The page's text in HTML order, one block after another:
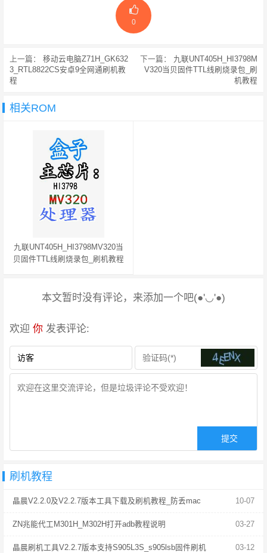
0
上一篇： 移动云电脑Z71H_GK632
3_RTL8822CS安卓9全网通刷机教
程
下一篇： 九联UNT405H_HI3798M
V320当贝固件TTL线刷烧录包_刷
机教程
相关ROM
九联UNT405H_HI3798MV320当
贝固件TTL线刷烧录包_刷机教程
本文暂时没有评论，来添加一个吧(●'◡'●)
欢迎 你 发表评论:
刷机教程
10-07
晶晨V2.2.0及V2.2.7版本工具下载及刷机教程_防丢mac
03-27
ZN兆能代工M301H_M302H打开adb教程说明
03-12
晶晨刷机工具V2.2.7版本支持S905L3S_s905lsb固件刷机